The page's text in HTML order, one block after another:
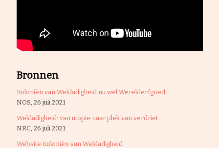
Bronnen
Koloniën van Weldadigheid nu wel Werelderfgoed
NOS, 26 juli 2021
Weldadigheid: van utopie naar plek van verdriet
NRC, 26 juli 2021
Website Koloniën van Weldadigheid